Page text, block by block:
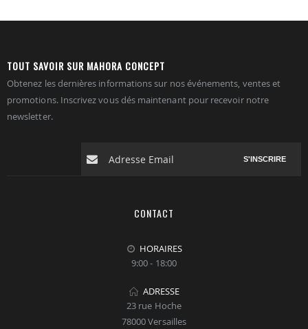
TOUT SAVOIR SUR MAHORA CONCEPT
Obtenez les dernières informations sur nos événements, ventes et
promotions. Inscrivez vous dés maintenant pour recevoir notre
newsletter.
S'INSCRIRE
CONTACT
HORAIRES
9:00 - 18:00
ADRESSE
23 rue Hoche
78000 Versailles